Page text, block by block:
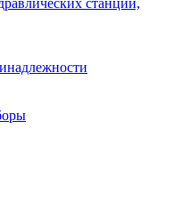
станций,